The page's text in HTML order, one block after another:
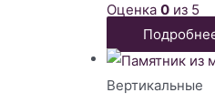
Оценка 0 из 5
Вертикальные